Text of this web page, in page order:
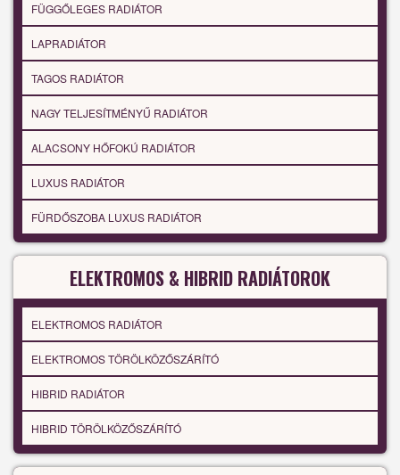
FÜGGŐLEGES RADIÁTOR
LAPRADIÁTOR
TAGOS RADIÁTOR
NAGY TELJESÍTMÉNYŰ RADIÁTOR
ALACSONY HŐFOKÚ RADIÁTOR
LUXUS RADIÁTOR
FÜRDŐSZOBA LUXUS RADIÁTOR
ELEKTROMOS & HIBRID RADIÁTOROK
ELEKTROMOS RADIÁTOR
ELEKTROMOS TÖRÖLKÖZŐSZÁRÍTÓ
HIBRID RADIÁTOR
HIBRID TÖRÖLKÖZŐSZÁRÍTÓ